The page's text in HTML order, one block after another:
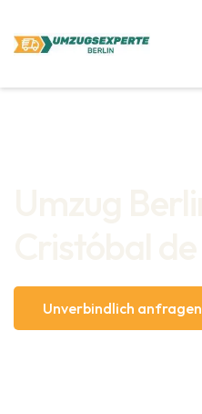
Unverbindlich anfragen